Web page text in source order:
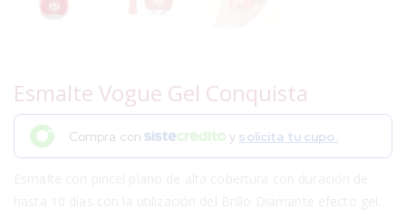
Esmalte Vogue Gel Conquista
Compra con y solicita tu cupo.